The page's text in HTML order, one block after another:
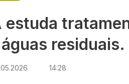
estuda
residuais.
14:28